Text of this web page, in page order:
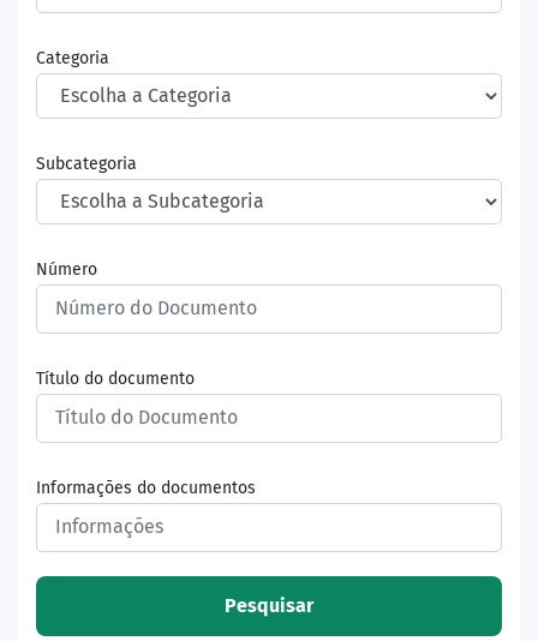
Categoria
Subcategoria
Número
Título do documento
Informações do documentos
Pesquisar